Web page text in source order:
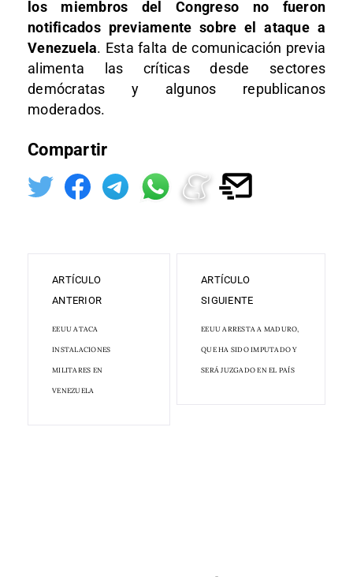
los miembros del Congreso no fueron
notificados previamente sobre el ataque a
Venezuela. Esta falta de comunicación previa
alimenta las críticas desde sectores
demócratas y algunos republicanos
moderados.
Compartir
ARTÍCULO
ANTERIOR
EEUU ATACA
INSTALACIONES
MILITARES EN
VENEZUELA
ARTÍCULO
SIGUIENTE
EEUU ARRESTA A MADURO,
QUE HA SIDO IMPUTADO Y
SERÁ JUZGADO EN EL PAÍS